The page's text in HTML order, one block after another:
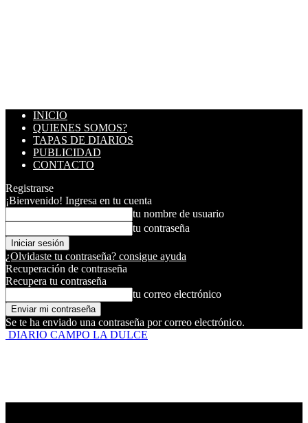
INICIO
QUIENES SOMOS?
TAPAS DE DIARIOS
PUBLICIDAD
CONTACTO
Registrarse
¡Bienvenido! Ingresa en tu cuenta
tu nombre de usuario
tu contraseña
¿Olvidaste tu contraseña? consigue ayuda
Recuperación de contraseña
Recupera tu contraseña
tu correo electrónico
Se te ha enviado una contraseña por correo electrónico.
DIARIO CAMPO LA DULCE